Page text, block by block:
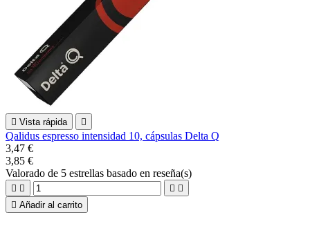
 Vista rápida 
Qalidus espresso intensidad 10, cápsulas Delta Q
3,47 €
3,85 €
Valorado de 5 estrellas basado en reseña(s)
   
 Añadir al carrito